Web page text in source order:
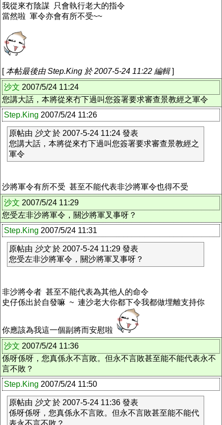
我從來冇陰謀 只會執行老大的指令
當然啦 軍令亦會有所不受~~
[本帖最後由 Step.King 於 2007-5-24 11:22 編輯]
沙文 2007/5/24 11:24
您講大話，本將從來冇下過叫您簽署要求審查景教經之軍令
Step.King 2007/5/24 11:26
原帖由 沙文於 2007-5-24 11:24 發表
您講大話，本將從來冇下過叫您簽署要求審查景教經之
軍令
沙將軍令有所不受 甚至不能代表非沙將軍令也得不受
沙文 2007/5/24 11:29
您受左非沙將軍令，關沙將軍叉事呀？
Step.King 2007/5/24 11:31
原帖由 沙文於 2007-5-24 11:29 發表
您受左非沙將軍令，關沙將軍叉事呀？
非沙將令者 甚至不能代表為其他人的命令
史仔係出於自發嘛 ~ 連沙老大你都下令我都做埋離支持你
你應該為我這一個副將而安慰啦
沙文 2007/5/24 11:36
係呀係呀，您真係永不言敗。但永不言敗甚至能不能代表永不
言不敗？
Step.King 2007/5/24 11:50
原帖由 沙文於 2007-5-24 11:36 發表
係呀係呀，您真係永不言敗。但永不言敗甚至能不能代
表永不言不敗？